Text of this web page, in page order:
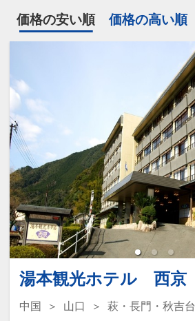
価格の安い順
価格の高い順
湯本観光ホテル 西京
中国 山口
萩・長門・秋吉台